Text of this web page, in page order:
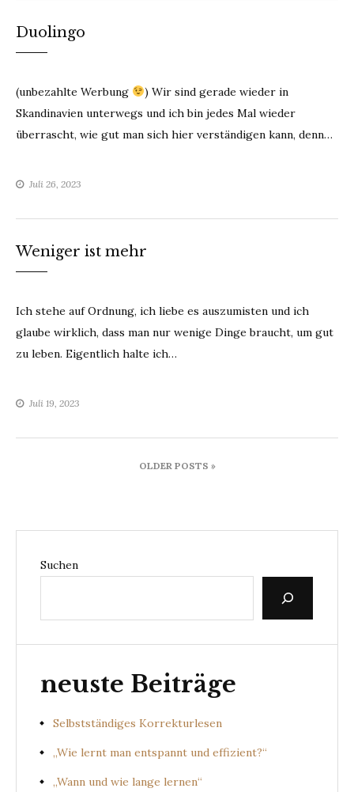
Duolingo
(unbezahlte Werbung
) Wir sind gerade wieder in
Skandinavien unterwegs und ich bin jedes Mal wieder
überrascht, wie gut man sich hier verständigen kann, denn…
Juli 26, 2023
Weniger ist mehr
Ich stehe auf Ordnung, ich liebe es auszumisten und ich
glaube wirklich, dass man nur wenige Dinge braucht, um gut
zu leben. Eigentlich halte ich…
Juli 19, 2023
Beitragsnavigation
OLDER POSTS »
Suchen
neuste Beiträge
Selbstständiges Korrekturlesen
„Wie lernt man entspannt und effizient?“
„Wann und wie lange lernen“